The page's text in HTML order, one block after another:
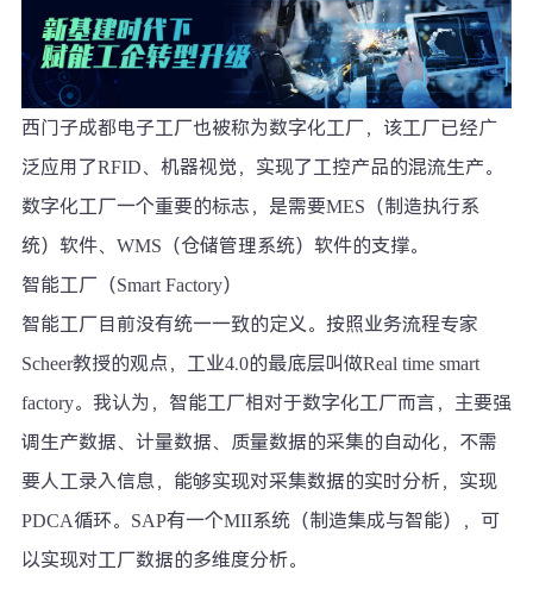
西门子成都电子工厂也被称为数字化工厂，该工厂已经广
泛应用了RFID、机器视觉，实现了工控产品的混流生产。
数字化工厂一个重要的标志，是需要MES（制造执行系
统）软件、WMS（仓储管理系统）软件的支撑。
智能工厂（Smart Factory）
智能工厂目前没有统一一致的定义。按照业务流程专家
Scheer教授的观点，工业4.0的最底层叫做Real time smart
factory。我认为，智能工厂相对于数字化工厂而言，主要强
调生产数据、计量数据、质量数据的采集的自动化，不需
要人工录入信息，能够实现对采集数据的实时分析，实现
PDCA循环。SAP有一个MII系统（制造集成与智能），可
以实现对工厂数据的多维度分析。